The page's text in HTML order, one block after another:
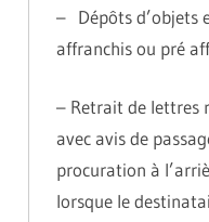
– Dépôts d’objets
affranchis ou pré
– Retrait de lettres
avec avis de
procuration à
lorsque le